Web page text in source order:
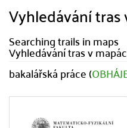
Vyhledávání tras
Searching trails in maps
Vyhledávání tras v
bakalářská práce (